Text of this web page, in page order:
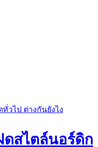
ดสไตล์นอร์ดิก